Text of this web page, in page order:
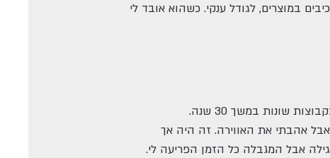
במוצרים, לגודל ענקי. כשהוא אובד לי
אבל אהבתי את האווירה. זה היה אך
אבל המגבלה כל הזמן הפריעה לי.